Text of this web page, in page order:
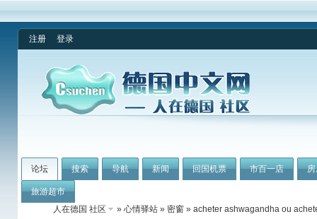
注册 登录
论坛 搜索 导航 新闻 回国机票 市百一店
旅游超市
人在德国 社区
» 心情驿站 » 密窗 » acheter ashwagandha ou